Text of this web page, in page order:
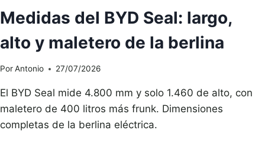
Medidas del BYD Seal: largo,
alto y maletero de la berlina
PorAntonio 27/07/2026
El BYD Seal mide 4.800 mm y solo 1.460 de alto, con
maletero de 400 litros más frunk. Dimensiones
completas de la berlina eléctrica.